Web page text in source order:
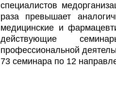
специалистов
раза превышает
медицинские и
действующие
профессиональной
73 семинара по 12